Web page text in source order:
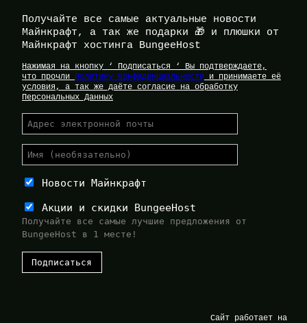
Получайте все самые актуальные новости
Майнкрафт, а так же подарки 🎁 и плюшки от
Майнкрафт хостинга BungeeHost
Нажимая на кнопку ‘ Подписаться ‘ Вы подтверждаете,
что прочли Политику Конфиденциальности и принимаете её
условия, а так же даёте согласие на обработку
Персональных Данных
Новости Майнкрафт
Акции и скидки BungeeHost
Получайте все самые лучшие предложения от
BungeeHost в 1 месте!
Сайт работает на